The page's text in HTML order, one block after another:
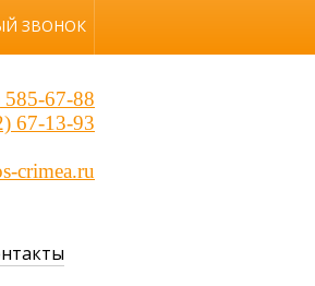
версия
ЗВОНОК
67-88
67-13-93
crimea.ru